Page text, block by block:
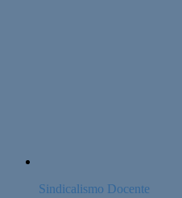
Sindicalismo Docente